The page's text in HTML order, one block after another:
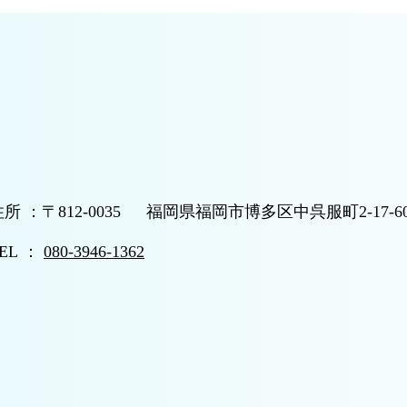
所 ：〒812-0035 福岡県福岡市博多区中呉服町2-17-
： 080-3946-1362